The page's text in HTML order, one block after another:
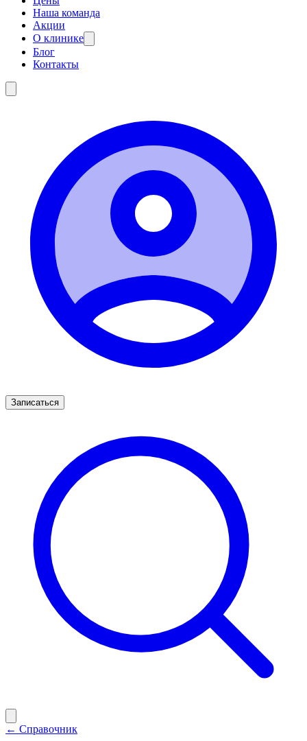
Наша команда
Акции
О клинике
Блог
Контакты
Записаться
← Справочник